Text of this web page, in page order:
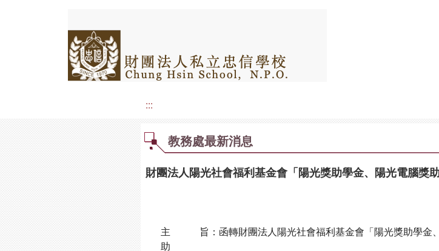
:::
教務處最新消息
財團法人陽光社會福利基金會「陽光獎助學金、陽光電腦獎助
主 旨：函轉財團法人陽光社會福利基金會「陽光獎助學金、
助